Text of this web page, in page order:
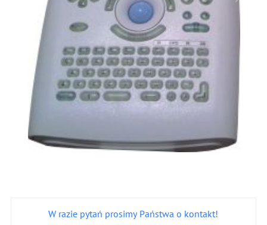
W razie pytań prosimy Państwa o kontakt!